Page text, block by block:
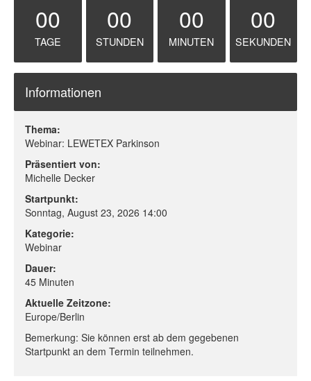
00
TAGE
00
STUNDEN
00
MINUTEN
00
SEKUNDEN
Informationen
Thema:
Webinar: LEWETEX Parkinson
Präsentiert von:
Michelle Decker
Startpunkt:
Sonntag, August 23, 2026 14:00
Kategorie:
Webinar
Dauer:
45 Minuten
Aktuelle Zeitzone:
Europe/Berlin
Bemerkung: Sie können erst ab dem gegebenen
Startpunkt an dem Termin teilnehmen.